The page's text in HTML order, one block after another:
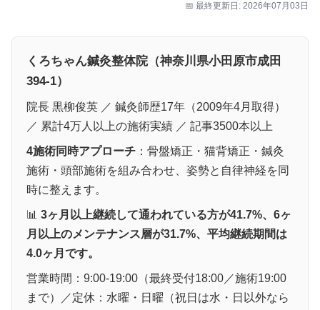
📅 最終更新日: 2026年07月03日
くろちゃん鍼灸整体院（神奈川県小田原市成田
394-1）
院長 黒柳俊英 ／ 鍼灸師歴17年（2009年4月取得）
／ 累計4万人以上の施術実績 ／ 記事3500本以上
4施術同時アプローチ ：骨盤矯正・猫背矯正・鍼灸
施術・頭部施術を組み合わせ、姿勢と自律神経を同
時に整えます。
📊 3ヶ月以上継続して通われている方が41.7%、6ヶ
月以上のメンテナンス層が31.7%、平均継続期間は
4.0ヶ月です。
営業時間：9:00-19:00（最終受付18:00／施術19:00
まで）／定休：水曜・日曜（祝日は水・日以外なら